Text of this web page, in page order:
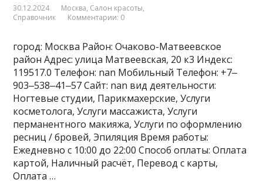
30.12.2024 Москва, Салон красоты,
Справочник
Комментарии: 0
город: Москва Район: Очаково-Матвеевское
район Адрес: улица Матвеевская, 20 к3 Индекс:
119517.0 Телефон: nan Мобильный Телефон: +7‒
903‒538‒41‒57 Сайт: nan вид деятельности:
Ногтевые студии, Парикмахерские, Услуги
косметолога, Услуги массажиста, Услуги
перманентного макияжа, Услуги по оформлению
ресниц / бровей, Эпиляция Время работы:
Ежедневно с 10:00 до 22:00 Способ оплаты: Оплата
картой, Наличный расчёт, Перевод с карты,
Оплата …